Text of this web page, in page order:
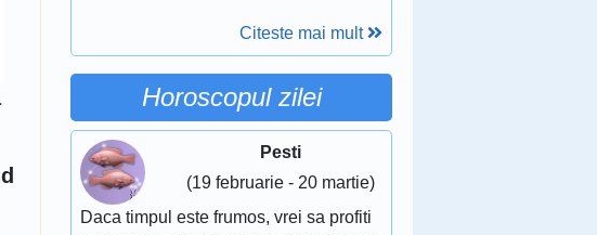
Citeste mai mult
Horoscopul zilei
Pesti
(19 februarie - 20 martie)
Daca timpul este frumos, vrei sa profiti